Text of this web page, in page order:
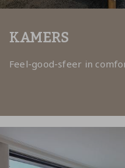
KAMERS
Feel-good-sfeer in